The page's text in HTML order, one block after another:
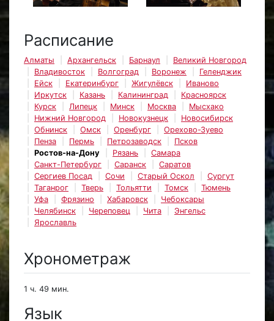
Расписание
Алматы Архангельск Барнаул
Великий Новгород
Владивосток
Волгоград Воронеж
Геленджик
Ейск
Екатеринбург Жигулёвск
Иваново
Иркутск
Казань Калининград
Красноярск
Курск
Липецк Минск Москва
Мысхако
Нижний Новгород
Новокузнецк
Новосибирск
Обнинск
Омск Оренбург
Орехово-Зуево
Пенза
Пермь Петрозаводск
Псков
Ростов-на-Дону
Рязань
Самара
Санкт-Петербург
Саранск
Саратов
Сергиев Посад
Сочи Старый Оскол
Сургут
Таганрог
Тверь Тольятти Томск
Тюмень
Уфа
Фрязино Хабаровск
Чебоксары
Челябинск
Череповец Чита
Энгельс
Ярославль
Хронометраж
1 ч. 49 мин.
Язык